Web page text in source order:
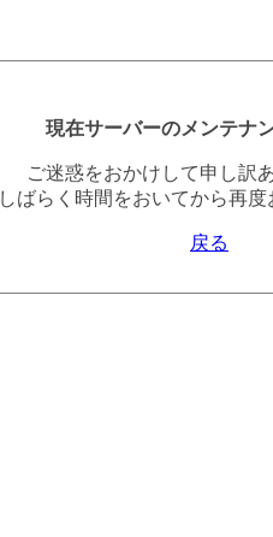
現在サーバーのメンテナ
ご迷惑をおかけして申し訳
しばらく時間をおいてから再度
戻る